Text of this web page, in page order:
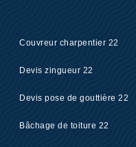
Couvreur charpentier 22
Devis zingueur 22
Devis pose de gouttière 22
Bâchage de toiture 22